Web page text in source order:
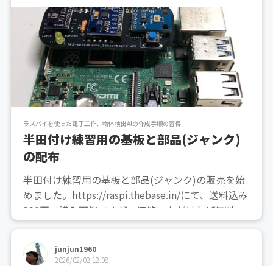
ラズパイを使った電子工作、物体検出AIの作成手順の習得
半田付け練習用の基板と部品(ジャンク)
の配布
半田付け練習用の基板と部品(ジャンク)の販売を始
めました。https://raspi.thebase.in/にて、送料込み
300円で購入可能ですが、連絡いただければ無料で
配布する予定です。(不要基板と不要部品なので)お
知り合いで、電子工作を始めたいという人がおらら
れば、役に立つかもしれないと思...
junjun1960
2026/02/02 12:08